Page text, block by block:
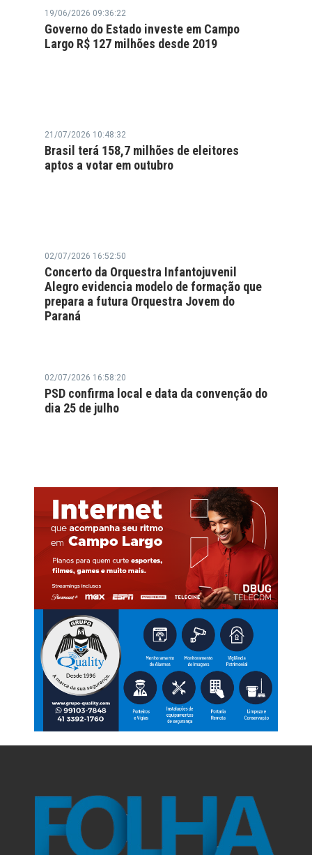
19/06/2026 09:36:22
Governo do Estado investe em Campo
Largo R$ 127 milhões desde 2019
21/07/2026 10:48:32
Brasil terá 158,7 milhões de eleitores
aptos a votar em outubro
02/07/2026 16:52:50
Concerto da Orquestra Infantojuvenil
Alegro evidencia modelo de formação que
prepara a futura Orquestra Jovem do
Paraná
02/07/2026 16:58:20
PSD confirma local e data da convenção do
dia 25 de julho